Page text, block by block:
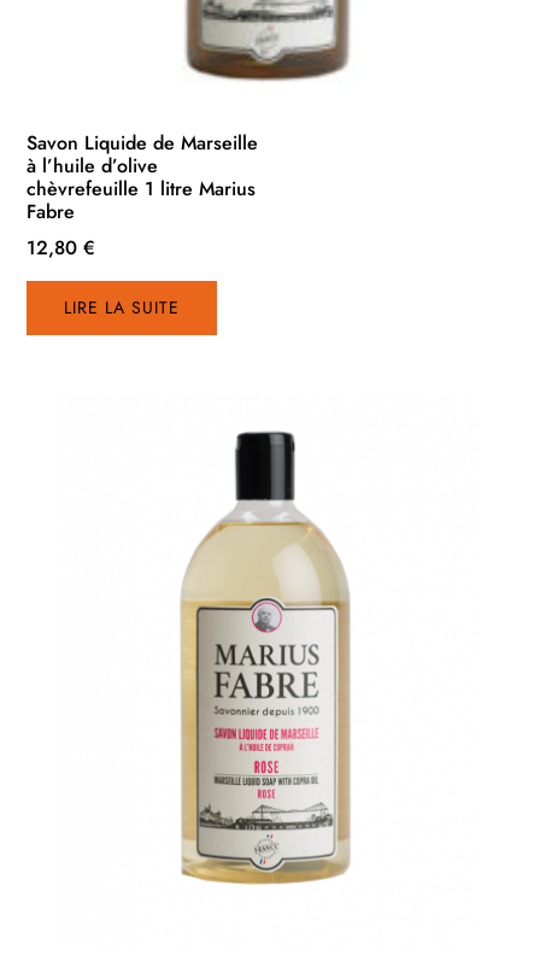
Savon Liquide de Marseille
à l’huile d’olive
chèvrefeuille 1 litre Marius
Fabre
12,80€
LIRE LA SUITE